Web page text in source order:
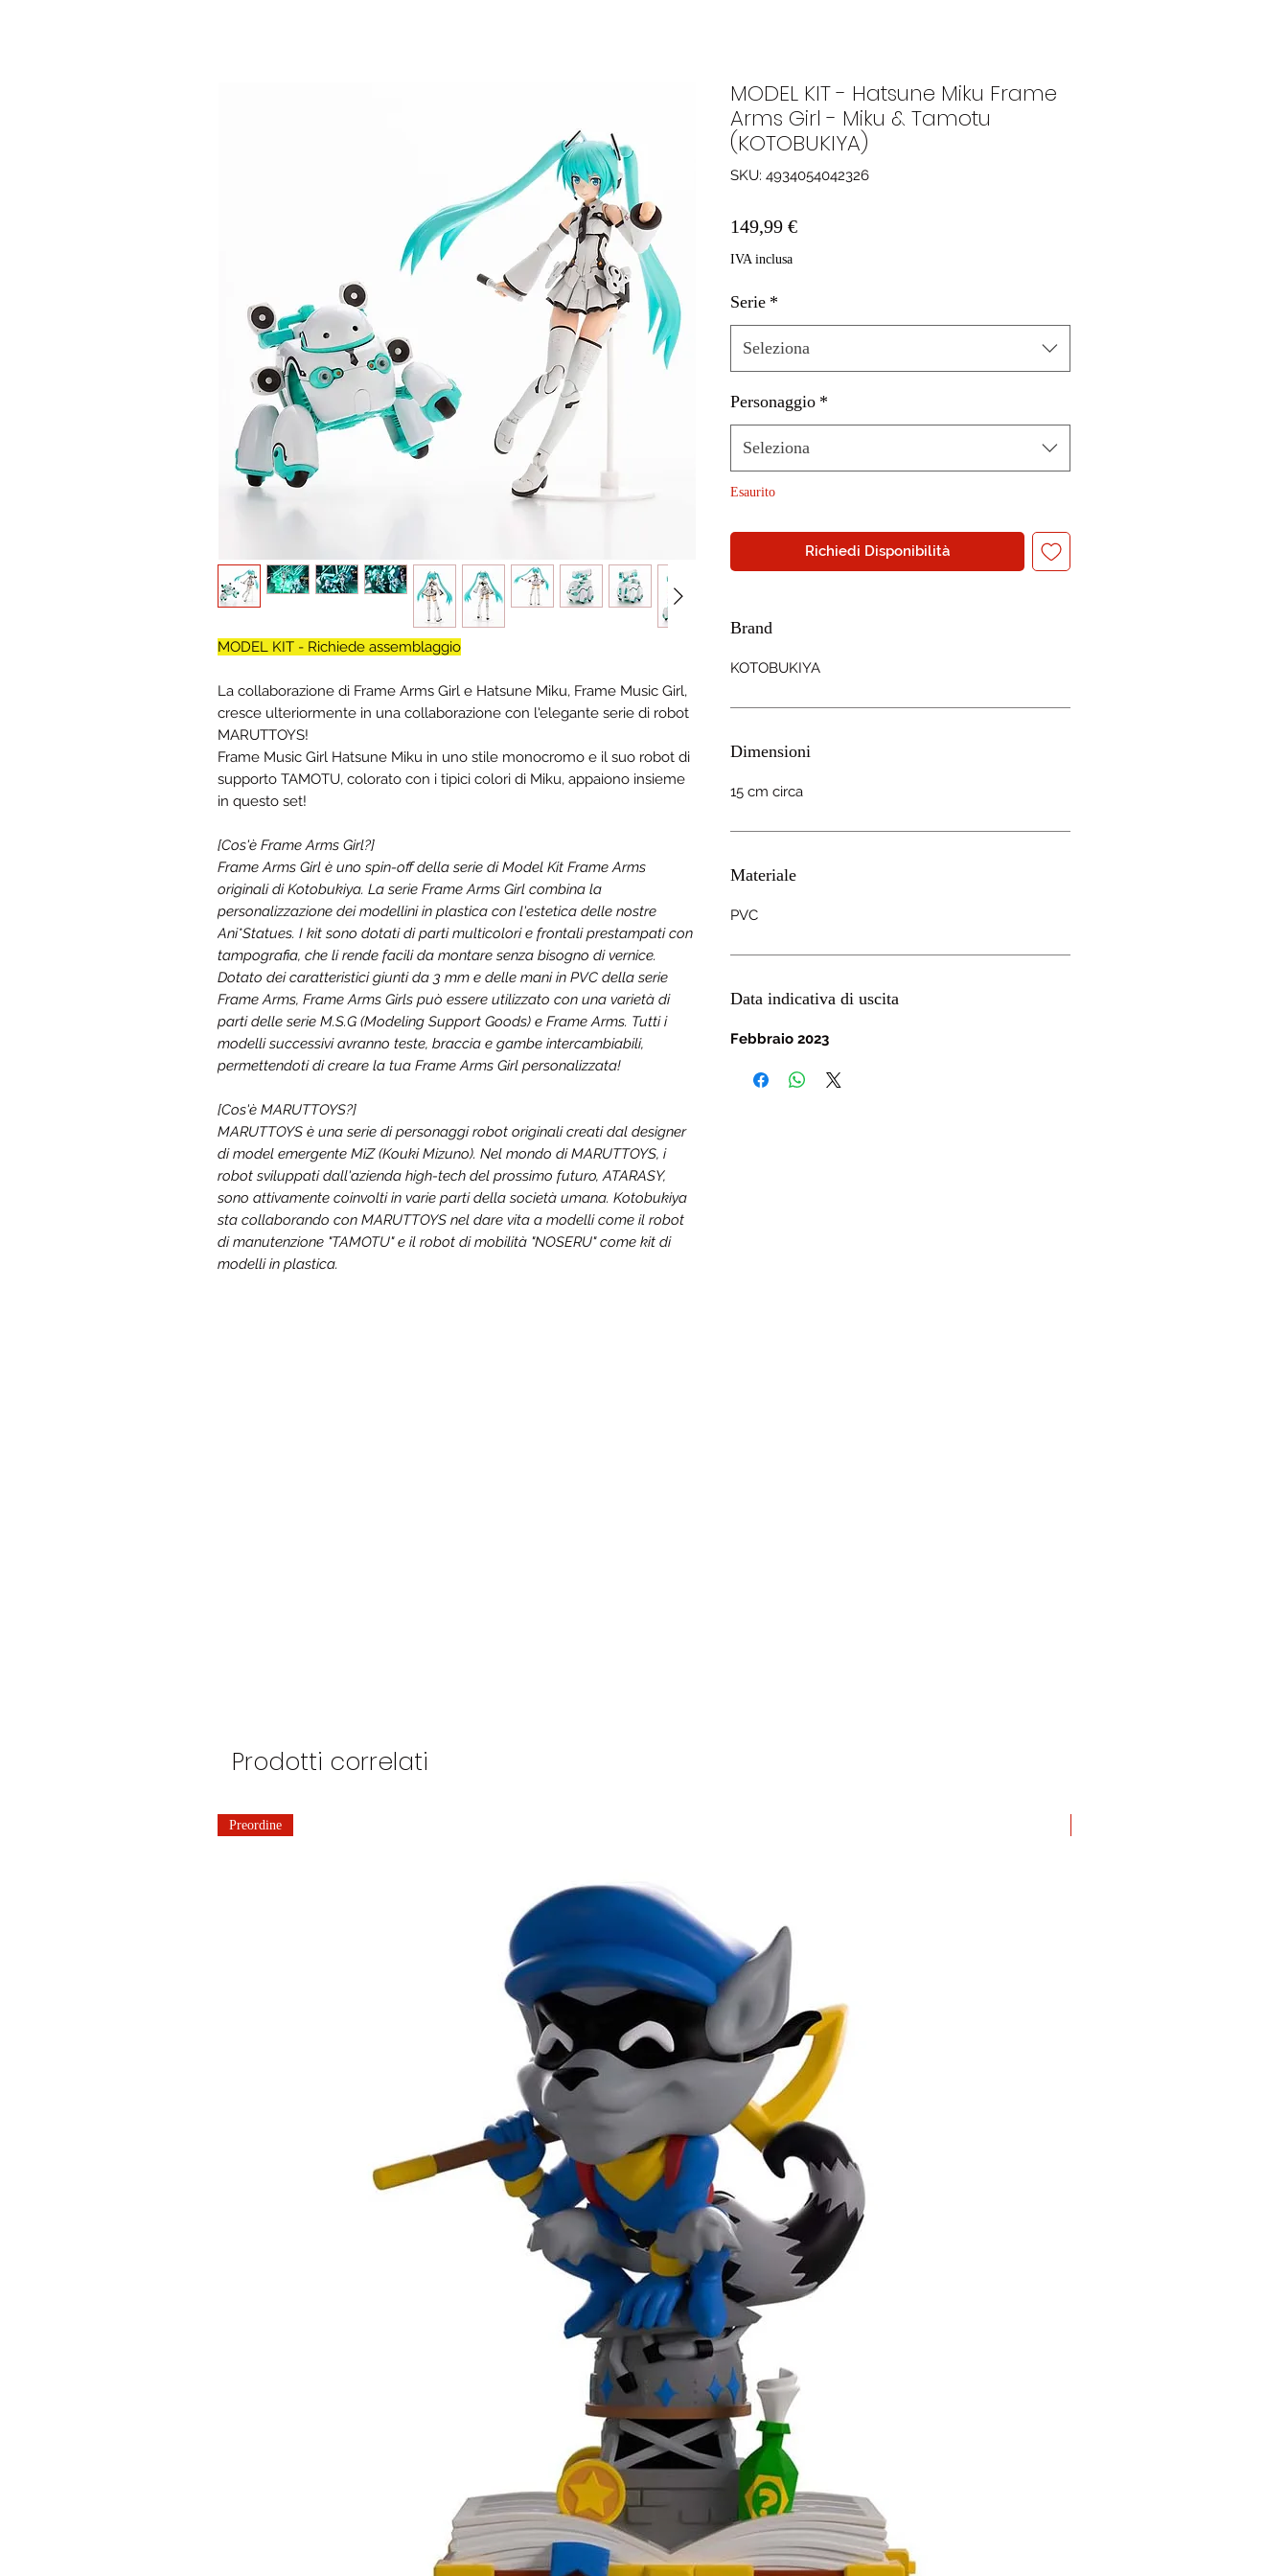
MODEL KIT - Richiede assemblaggio
La collaborazione di Frame Arms Girl e Hatsune Miku, Frame Music Girl,
cresce ulteriormente in una collaborazione con l'elegante serie di robot
MARUTTOYS!
Frame Music Girl Hatsune Miku in uno stile monocromo e il suo robot di
supporto TAMOTU, colorato con i tipici colori di Miku, appaiono insieme
in questo set!
[Cos'è Frame Arms Girl?]
Frame Arms Girl è uno spin-off della serie di Model Kit Frame Arms
originali di Kotobukiya. La serie Frame Arms Girl combina la
personalizzazione dei modellini in plastica con l'estetica delle nostre
Ani*Statues. I kit sono dotati di parti multicolori e frontali prestampati con
tampografia, che li rende facili da montare senza bisogno di vernice.
Dotato dei caratteristici giunti da 3 mm e delle mani in PVC della serie
Frame Arms, Frame Arms Girls può essere utilizzato con una varietà di
parti delle serie M.S.G (Modeling Support Goods) e Frame Arms. Tutti i
modelli successivi avranno teste, braccia e gambe intercambiabili,
permettendoti di creare la tua Frame Arms Girl personalizzata!
[Cos'è MARUTTOYS?]
MARUTTOYS è una serie di personaggi robot originali creati dal designer
di model emergente MiZ (Kouki Mizuno). Nel mondo di MARUTTOYS, i
robot sviluppati dall'azienda high-tech del prossimo futuro, ATARASY,
sono attivamente coinvolti in varie parti della società umana. Kotobukiya
sta collaborando con MARUTTOYS nel dare vita a modelli come il robot
di manutenzione "TAMOTU" e il robot di mobilità "NOSERU" come kit di
modelli in plastica.
MODEL KIT - Hatsune Miku Frame
Arms Girl - Miku & Tamotu
(KOTOBUKIYA)
SKU: 4934054042326
149,99 €Prezzo
IVA inclusa
Serie *
Seleziona
Personaggio *
Seleziona
Esaurito
Richiedi Disponibilità
Brand
KOTOBUKIYA
Dimensioni
15 cm circa
Materiale
PVC
Data indicativa di uscita
Febbraio 2023
Prodotti correlati
Preordine